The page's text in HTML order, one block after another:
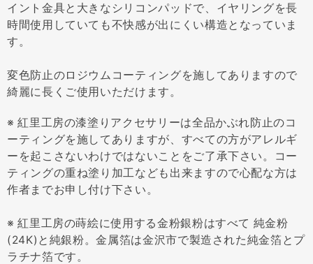
イント金具と大きなシリコンパッドで、イヤリングを長
時間使用していても不快感が出にくい構造となっていま
す。
変色防止のロジウムコーティングを施してありますので
綺麗に長くご使用いただけます。
※ 紅里工房の漆塗りアクセサリーは全品かぶれ防止のコ
ーティングを施してありますが、すべての方がアレルギ
ーを起こさないわけではないことをご了承下さい。コー
ティングの重ね塗り加工なども出来ますので心配な方は
作者までお申し付け下さい。
※ 紅里工房の蒔絵に使用する金粉銀粉はすべて 純金粉
(24K)と純銀粉。金属箔は金沢市で製造された純金箔とプ
ラチナ箔です。